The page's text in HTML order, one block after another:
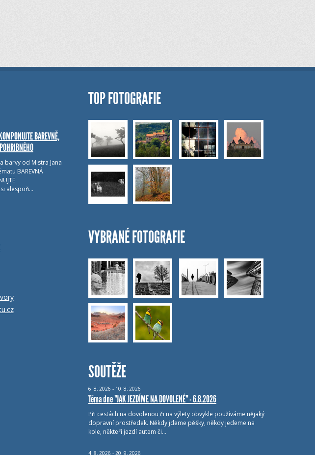
BAREVNĚ,
barvy od Mistra Jana
BAREVNÁ
si alespoň…
TOP FOTOGRAFIE
VYBRANÉ FOTOGRAFIE
SOUTĚŽE
6. 8. 2026 - 10. 8. 2026
Téma dne "JAK JEZDÍME NA DOVOLENÉ" - 6.8.2026
Při cestách na dovolenou či na výlety obvykle používáme nějaký
dopravní prostředek. Někdy jdeme pěšky, někdy jedeme na
kole, někteří jezdí autem či…
4. 8. 2026 - 20. 9. 2026